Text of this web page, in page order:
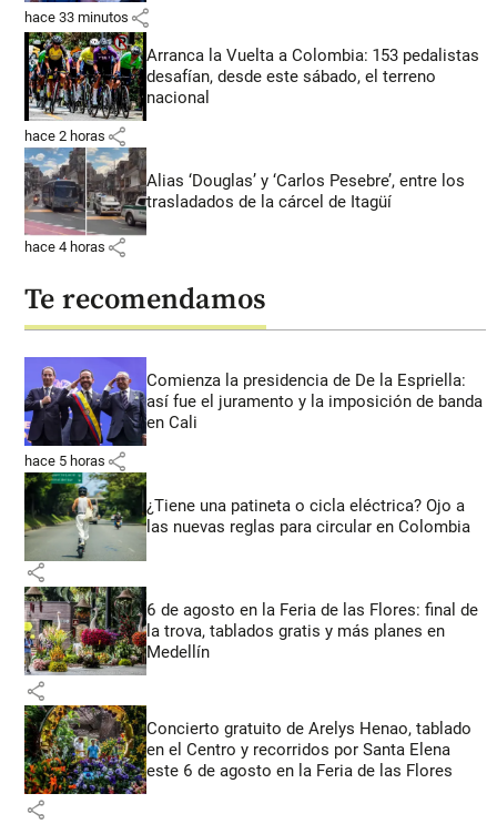
hace 33 minutos share
Arranca la Vuelta a Colombia: 153 pedalistas
desafían, desde este sábado, el terreno
nacional
hace 2 horas share
Alias ‘Douglas’ y ‘Carlos Pesebre’, entre los
trasladados de la cárcel de Itagüí
hace 4 horas share
Te recomendamos
Comienza la presidencia de De la Espriella:
así fue el juramento y la imposición de banda
en Cali
hace 5 horas share
¿Tiene una patineta o cicla eléctrica? Ojo a
las nuevas reglas para circular en Colombia
share
6 de agosto en la Feria de las Flores: final de
la trova, tablados gratis y más planes en
Medellín
share
Concierto gratuito de Arelys Henao, tablado
en el Centro y recorridos por Santa Elena
este 6 de agosto en la Feria de las Flores
share